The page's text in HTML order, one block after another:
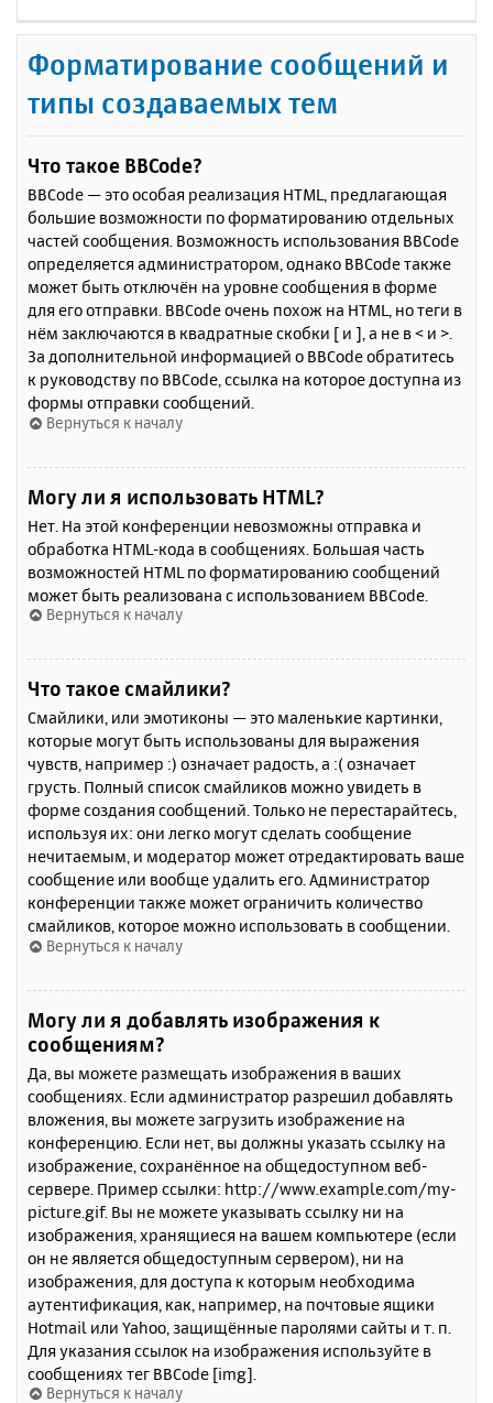
Форматирование сообщений и
типы создаваемых тем
Что такое BBCode?
BBCode — это особая реализация HTML, предлагающая
большие возможности по форматированию отдельных
частей сообщения. Возможность использования BBCode
определяется администратором, однако BBCode также
может быть отключён на уровне сообщения в форме
для его отправки. BBCode очень похож на HTML, но теги в
нём заключаются в квадратные скобки [ и ], а не в < и >.
За дополнительной информацией о BBCode обратитесь
к руководству по BBCode, ссылка на которое доступна из
формы отправки сообщений.
Вернуться к началу
Могу ли я использовать HTML?
Нет. На этой конференции невозможны отправка и
обработка HTML-кода в сообщениях. Большая часть
возможностей HTML по форматированию сообщений
может быть реализована с использованием BBCode.
Вернуться к началу
Что такое смайлики?
Смайлики, или эмотиконы — это маленькие картинки,
которые могут быть использованы для выражения
чувств, например :) означает радость, а :( означает
грусть. Полный список смайликов можно увидеть в
форме создания сообщений. Только не перестарайтесь,
используя их: они легко могут сделать сообщение
нечитаемым, и модератор может отредактировать ваше
сообщение или вообще удалить его. Администратор
конференции также может ограничить количество
смайликов, которое можно использовать в сообщении.
Вернуться к началу
Могу ли я добавлять изображения к
сообщениям?
Да, вы можете размещать изображения в ваших
сообщениях. Если администратор разрешил добавлять
вложения, вы можете загрузить изображение на
конференцию. Если нет, вы должны указать ссылку на
изображение, сохранённое на общедоступном веб-
сервере. Пример ссылки: http://www.example.com/my-
picture.gif. Вы не можете указывать ссылку ни на
изображения, хранящиеся на вашем компьютере (если
он не является общедоступным сервером), ни на
изображения, для доступа к которым необходима
аутентификация, как, например, на почтовые ящики
Hotmail или Yahoo, защищённые паролями сайты и т. п.
Для указания ссылок на изображения используйте в
сообщениях тег BBCode [img].
Вернуться к началу